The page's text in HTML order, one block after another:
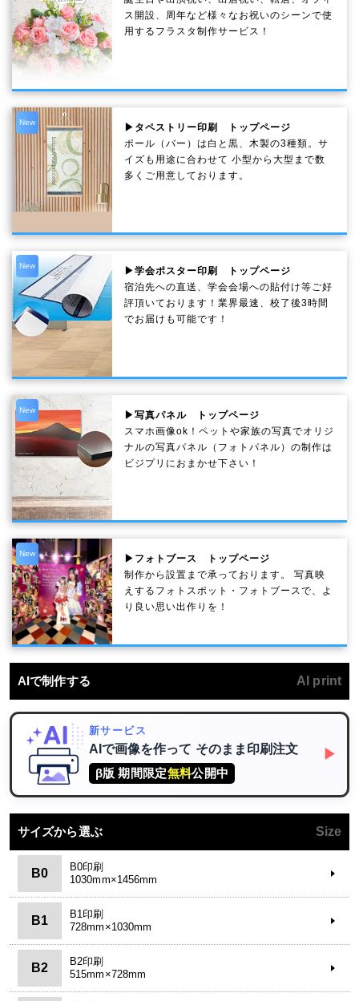
ス開設、周年など様々なお祝いのシーンで使
用するフラスタ制作サービス！
New
▶タペストリー印刷 トップページ
ポール（バー）は白と黒、木製の3種類。サ
イズも用途に合わせて 小型から大型まで数
多くご用意しております。
New
▶学会ポスター印刷 トップページ
宿泊先への直送、学会会場への貼付け等ご好
評頂いております！業界最速、校了後3時間
でお届けも可能です！
New
▶写真パネル トップページ
スマホ画像ok！ペットや家族の写真でオリジ
ナルの写真パネル（フォトパネル）の制作は
ビジプリにおまかせ下さい！
New
▶フォトブース トップページ
制作から設置まで承っております。 写真映
えするフォトスポット・フォトブースで、よ
り良い思い出作りを！
AIで制作する AI print
新サービス
AIで画像を作って そのまま印刷注文
β版 期間限定無料公開中
▶
サイズから選ぶ Size
B0
B0印刷
1030mm×1456mm
B1
B1印刷
728mm×1030mm
B2
B2印刷
515mm×728mm